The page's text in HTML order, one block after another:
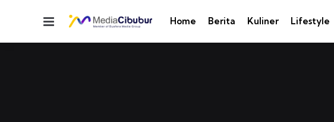
Menu Home Berita Kuliner Lifestyle